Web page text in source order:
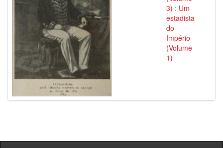
3) : Um
estadista
do
Império
(Volume
1)